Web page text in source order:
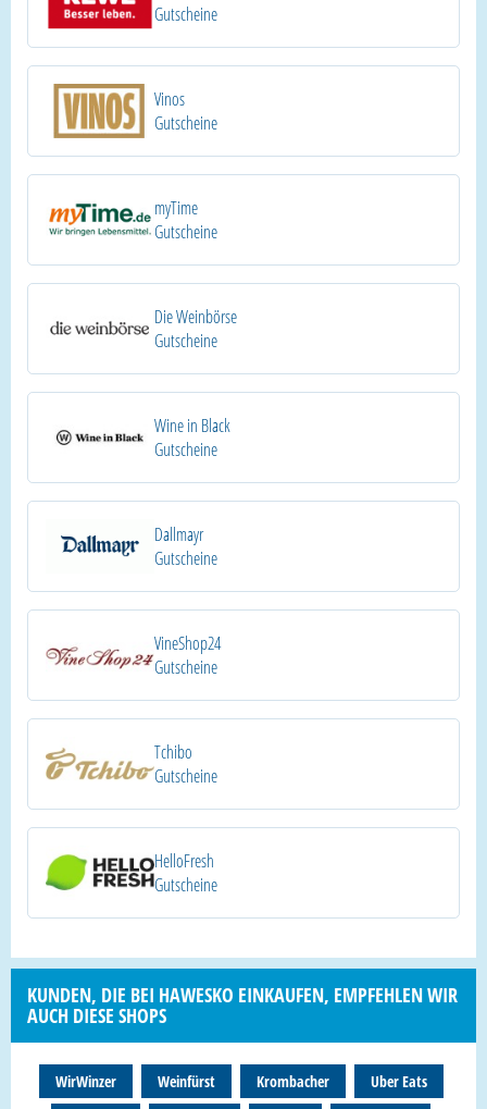
Gutscheine
Vinos
Gutscheine
myTime
Gutscheine
Die Weinbörse
Gutscheine
Wine in Black
Gutscheine
Dallmayr
Gutscheine
VineShop24
Gutscheine
Tchibo
Gutscheine
HelloFresh
Gutscheine
KUNDEN, DIE BEI HAWESKO EINKAUFEN, EMPFEHLEN WIR
AUCH DIESE SHOPS
WirWinzer Weinfürst Krombacher
Uber Eats